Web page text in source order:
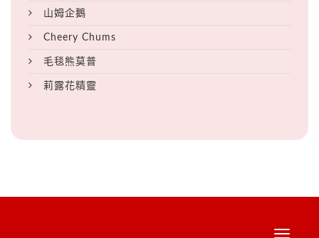
山姆企鵝
Cheery Chums
毛毯熊莫普
莉露花精靈
Toggle